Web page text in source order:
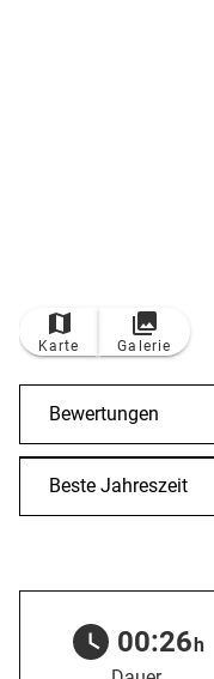
Karte Galerie
Bewertungen
Beste Jahreszeit
00:26h